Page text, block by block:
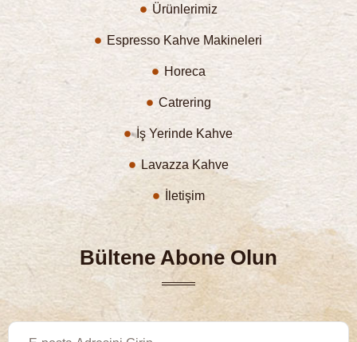
Ürünlerimiz
Espresso Kahve Makineleri
Horeca
Catrering
İş Yerinde Kahve
Lavazza Kahve
İletişim
Bültene Abone Olun